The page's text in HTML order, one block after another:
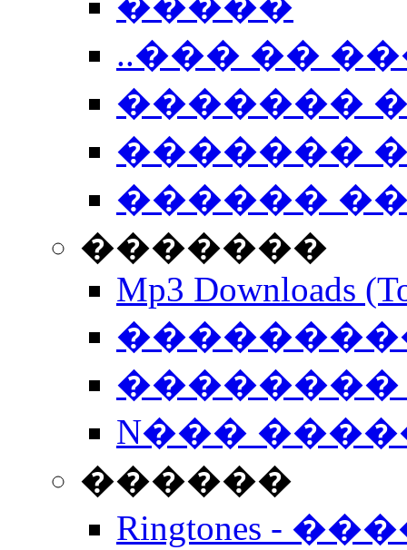
..��� ��
�������
�������
������
�������
Mp3 Downloads
��������
N���
������
Ringtones -